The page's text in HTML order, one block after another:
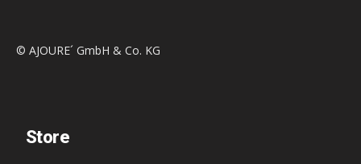
© AJOURE´ GmbH & Co. KG
Store